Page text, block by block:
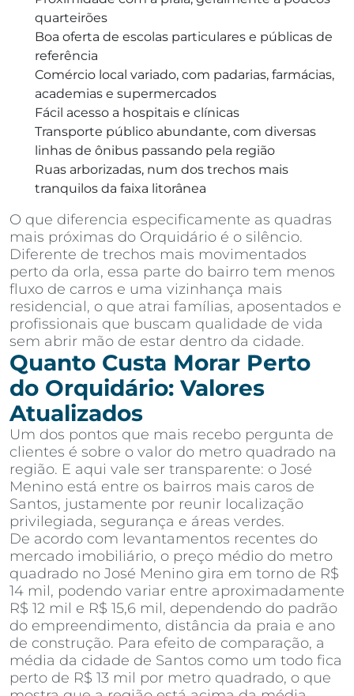
quarteirões
Boa oferta de escolas particulares e públicas de
referência
Comércio local variado, com padarias, farmácias,
academias e supermercados
Fácil acesso a hospitais e clínicas
Transporte público abundante, com diversas
linhas de ônibus passando pela região
Ruas arborizadas, num dos trechos mais
tranquilos da faixa litorânea
O que diferencia especificamente as quadras
mais próximas do Orquidário é o silêncio.
Diferente de trechos mais movimentados
perto da orla, essa parte do bairro tem menos
fluxo de carros e uma vizinhança mais
residencial, o que atrai famílias, aposentados e
profissionais que buscam qualidade de vida
sem abrir mão de estar dentro da cidade.
Quanto Custa Morar Perto
do Orquidário: Valores
Atualizados
Um dos pontos que mais recebo pergunta de
clientes é sobre o valor do metro quadrado na
região. E aqui vale ser transparente: o José
Menino está entre os bairros mais caros de
Santos, justamente por reunir localização
privilegiada, segurança e áreas verdes.
De acordo com levantamentos recentes do
mercado imobiliário, o preço médio do metro
quadrado no José Menino gira em torno de R$
14 mil, podendo variar entre aproximadamente
R$ 12 mil e R$ 15,6 mil, dependendo do padrão
do empreendimento, distância da praia e ano
de construção. Para efeito de comparação, a
média da cidade de Santos como um todo fica
perto de R$ 13 mil por metro quadrado, o que